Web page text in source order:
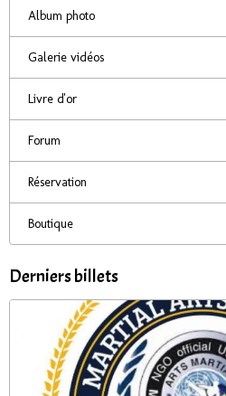
Album photo
Galerie vidéos
Livre d'or
Forum
Réservation
Boutique
Derniers billets